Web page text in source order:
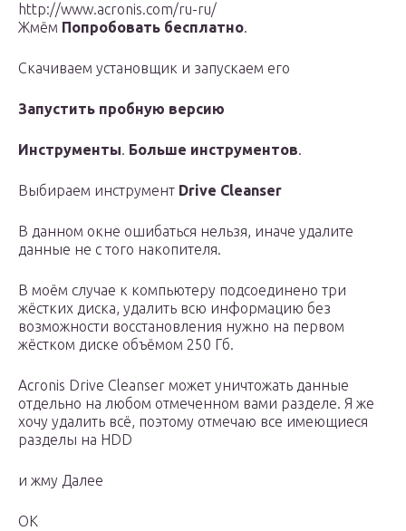
http://www.acronis.com/ru-ru/
Жмём Попробовать бесплатно.
Скачиваем установщик и запускаем его
Запустить пробную версию
Инструменты. Больше инструментов.
Выбираем инструмент Drive Cleanser
В данном окне ошибаться нельзя, иначе удалите
данные не с того накопителя.
В моём случае к компьютеру подсоединено три
жёстких диска, удалить всю информацию без
возможности восстановления нужно на первом
жёстком диске объёмом 250 Гб.
Acronis Drive Cleanser может уничтожать данные
отдельно на любом отмеченном вами разделе. Я же
хочу удалить всё, поэтому отмечаю все имеющиеся
разделы на HDD
и жму Далее
ОК